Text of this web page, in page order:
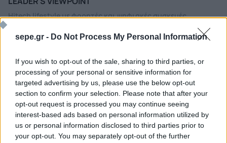
sepe.gr - Do Not Process My Personal Information
If you wish to opt-out of the sale, sharing to third parties, or
processing of your personal or sensitive information for
targeted advertising by us, please use the below opt-out
section to confirm your selection. Please note that after your
opt-out request is processed you may continue seeing
interest-based ads based on personal information utilized by
us or personal information disclosed to third parties prior to
your opt-out. You may separately opt-out of the further
Hitech lifestyle με φορητές και ψηφιακές συσκευές...
Περισσότερα
INTERNET
Δίκτυα Επόμενης Γενιάς...
Περισσότερα
CYBERSECURITY